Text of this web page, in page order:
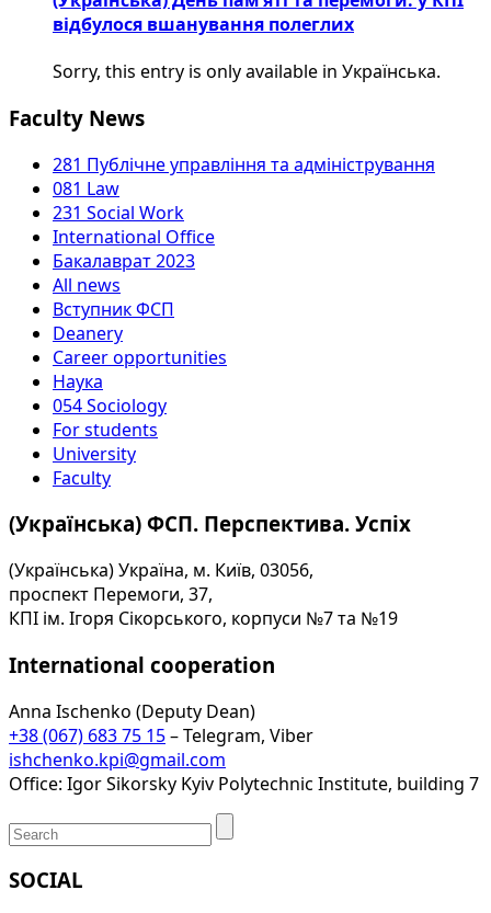
відбулося вшанування полеглих
Sorry, this entry is only available in Українська.
Faculty News
281 Публічне управління та адміністрування
081 Law
231 Social Work
International Office
Бакалаврат 2023
All news
Вступник ФСП
Deanery
Career opportunities
Наука
054 Sociology
For students
University
Faculty
(Українська) ФСП. Перспектива. Успіх
(Українська) Україна, м. Київ, 03056,
проспект Перемоги, 37,
КПІ ім. Ігоря Сікорського, корпуси №7 та №19
International cooperation
Anna Ischenko (Deputy Dean)
+38 (067) 683 75 15– Telegram, Viber
ishchenko.kpi@gmail.com
Office: Igor Sikorsky Kyiv Polytechnic Institute, building 7
SOCIAL